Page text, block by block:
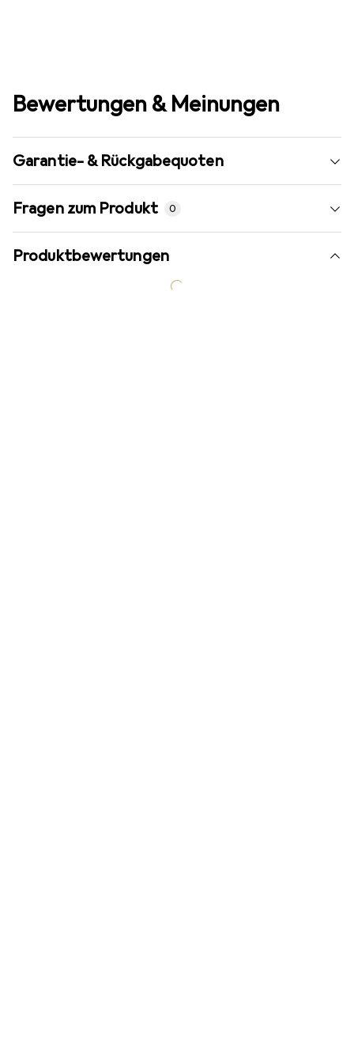
Bewertungen & Meinungen
Garantie- & Rückgabequoten
Fragen zum Produkt 0
Produktbewertungen